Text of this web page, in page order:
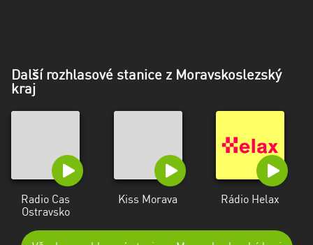
Další rozhlasové stanice z Moravskoslezský
kraj
Radio Cas
Ostravsko
Kiss Morava Rádio Helax